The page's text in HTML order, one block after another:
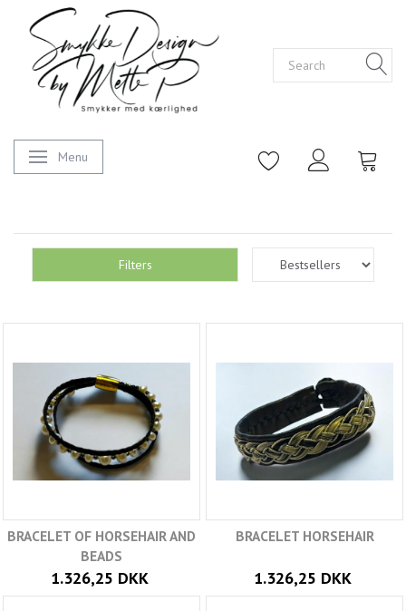
Toggle navigation
Menu
Filters
BRACELET OF HORSEHAIR AND
BEADS
1.326,25 DKK
BRACELET HORSEHAIR
1.326,25 DKK